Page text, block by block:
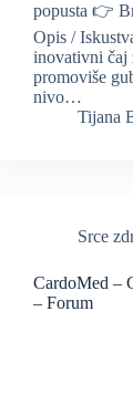
popusta 👉
Opis /
inovativni čaj
promoviše
nivo…
Tijana
Srce
CardoMed –
– Forum